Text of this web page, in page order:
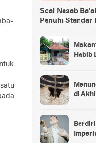
Soal Nasab
Penuhi Standar
Habib
di